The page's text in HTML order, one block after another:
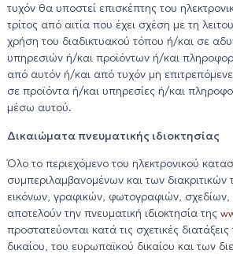
τυχόν θα υποστεί επισκέπτης του
τρίτος από αιτία που έχει σχέση με τη
χρήση του διαδικτυακού τόπου ή/και σε
υπηρεσιών ή/και προϊόντων ή/και
από αυτόν ή/και από τυχόν μη
σε προϊόντα ή/και υπηρεσίες ή/και
μέσω αυτού.
Δικαιώματα πνευματικής ιδιοκτησίας
Όλο το περιεχόμενο του ηλεκτρονικού
συμπεριλαμβανομένων και των διακριτικών
εικόνων, γραφικών, φωτογραφιών, σχεδίων,
αποτελούν την πνευματική ιδιοκτησία της
προστατεύονται κατά τις σχετικές
δικαίου, του ευρωπαϊκού δικαίου και των